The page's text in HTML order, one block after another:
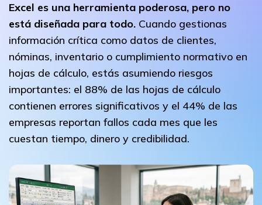
Excel es una herramienta poderosa, pero no
está diseñada para todo. Cuando gestionas
información crítica como datos de clientes,
nóminas, inventario o cumplimiento normativo en
hojas de cálculo, estás asumiendo riesgos
importantes: el 88% de las hojas de cálculo
contienen errores significativos y el 44% de las
empresas reportan fallos cada mes que les
cuestan tiempo, dinero y credibilidad.